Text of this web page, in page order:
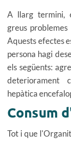
A llarg termini,
greus
Aquests efectes
persona hagi
els següents:
deteriorament
hepàtica
Consum
Tot i que